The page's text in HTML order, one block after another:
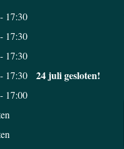
17:30
17:30
17:30
17:30 24 juli gesloten!
17:00